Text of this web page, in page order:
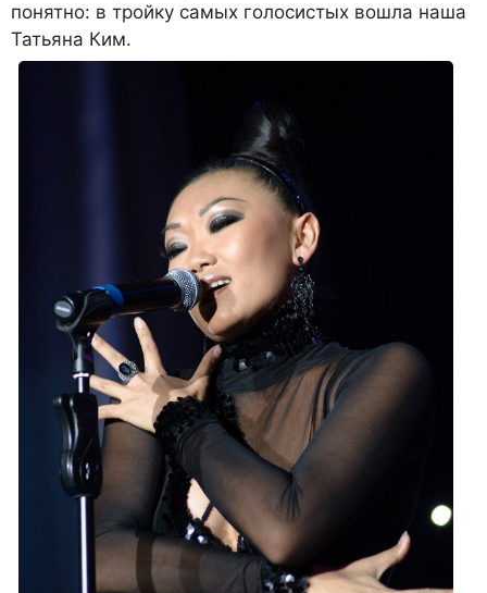
понятно: в тройку самых голосистых вошла наша
Татьяна Ким.